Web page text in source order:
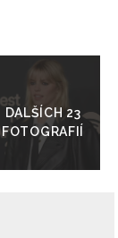
do
galerie